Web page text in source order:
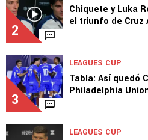
2
Chiquete y Luka
el triunfo de Cruz
3
LEAGUES CUP
Tabla: Así quedó
Philadelphia
LEAGUES CUP